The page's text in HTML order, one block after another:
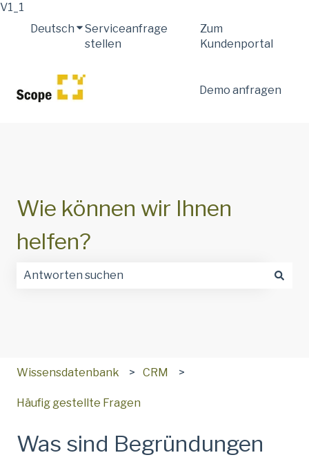
V1_1
Deutsch Untermenü für Übersetzungen anzeigen
Serviceanfrage
stellen
Zum
Kundenportal
Demo anfragen
Wie können wir Ihnen
helfen?
Wissensdatenbank CRM
Häufig gestellte Fragen
Was sind Begründungen